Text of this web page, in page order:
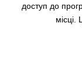
змінилось.
Інтроверти